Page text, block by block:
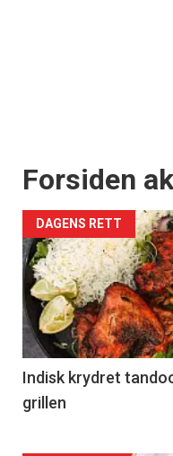
Forsiden
DAGENS RETT
Indisk krydret
grillen